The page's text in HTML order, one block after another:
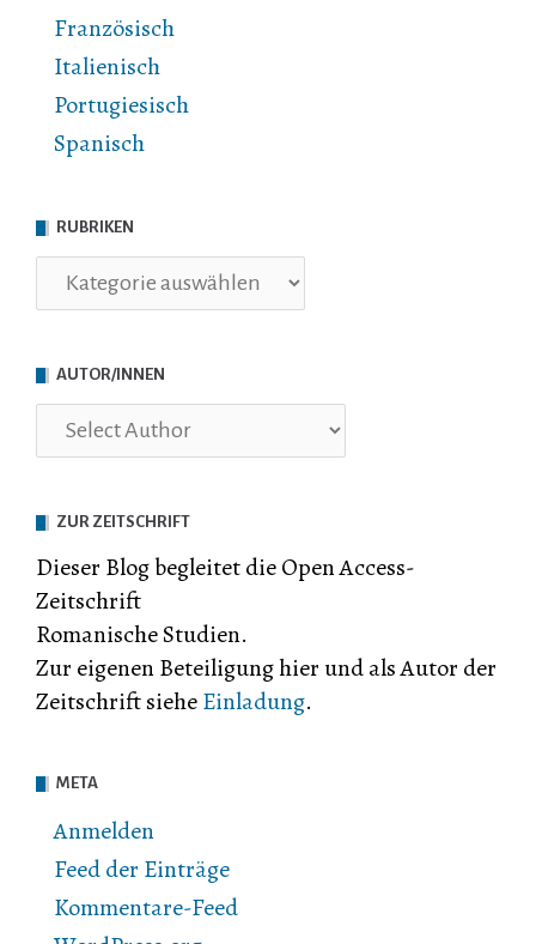
Französisch
Italienisch
Portugiesisch
Spanisch
RUBRIKEN
Rubriken
AUTOR/INNEN
ZUR ZEITSCHRIFT
Dieser Blog begleitet die Open Access-
Zeitschrift
Romanische Studien.
Zur eigenen Beteiligung hier und als Autor der
Zeitschrift sieheEinladung.
META
Anmelden
Feed der Einträge
Kommentare-Feed